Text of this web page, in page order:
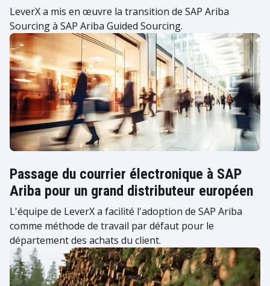
LeverX a mis en œuvre la transition de SAP Ariba
Sourcing à SAP Ariba Guided Sourcing.
Passage du courrier électronique à SAP
Ariba pour un grand distributeur européen
L'équipe de LeverX a facilité l'adoption de SAP Ariba
comme méthode de travail par défaut pour le
département des achats du client.